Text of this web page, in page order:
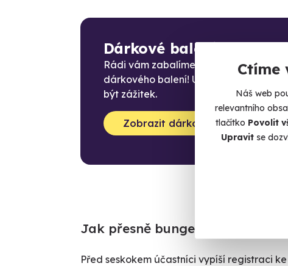
Ctíme
Náš web
relevantního
tlačítko Povolit
Upravitse
Dárkové balení
Rádi vám zabalíme zážitek do
dárkového balení! Už rozbalování
být zážitek.
Zobrazit dárková balení
Jak přesně bungee seskok
Před seskokem účastníci vypíší registraci